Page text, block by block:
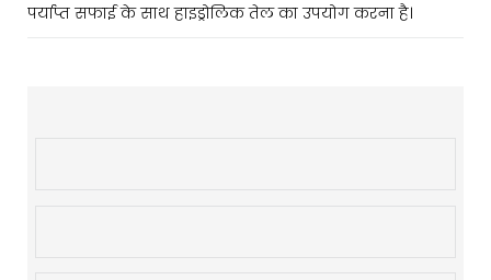
पर्याप्त सफाई के साथ हाइड्रोलिक तेल का उपयोग करना है।